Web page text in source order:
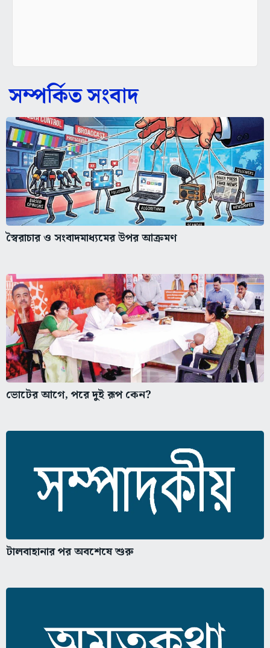
স্বৈরাচার ও সংবাদমাধ্যমের উপর আক্রমণ
ভোটের আগে, পরে দুই রূপ কেন?